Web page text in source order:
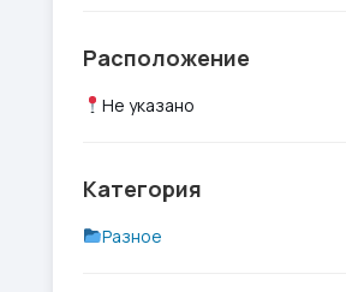
Расположение
Не указано
Категория
Разное